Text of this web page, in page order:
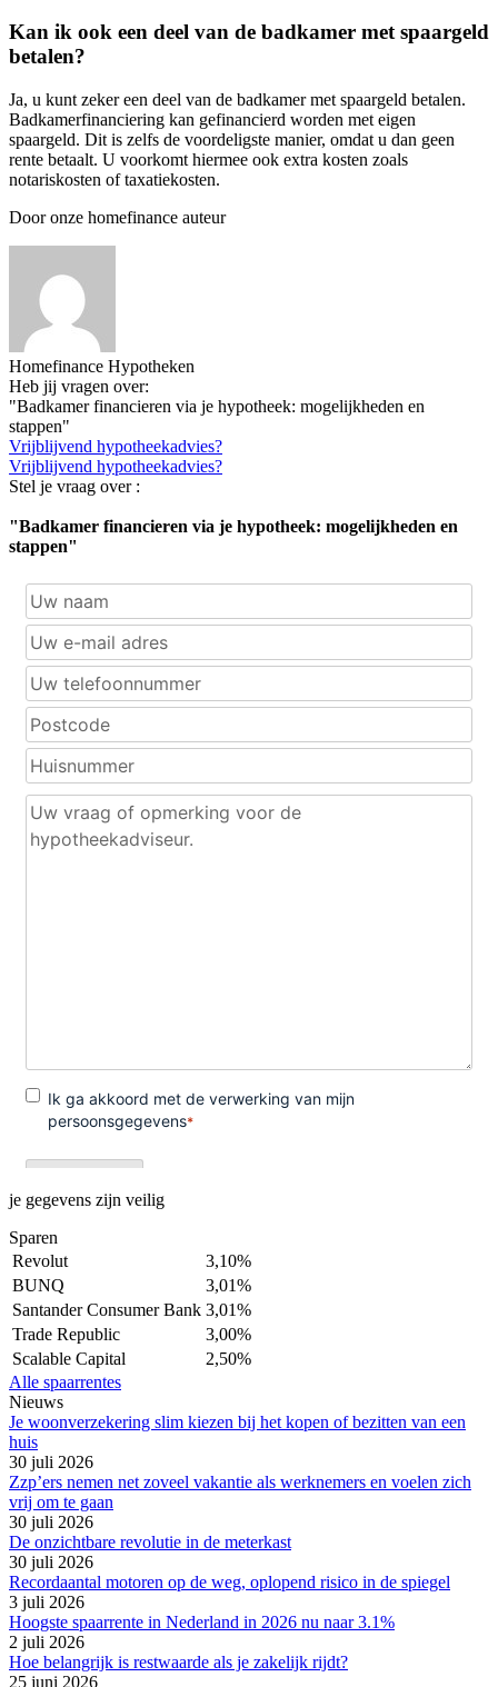
Kan ik ook een deel van de badkamer met spaargeld
betalen?
Ja, u kunt zeker een deel van de badkamer met spaargeld betalen.
Badkamerfinanciering kan gefinancierd worden met eigen
spaargeld. Dit is zelfs de voordeligste manier, omdat u dan geen
rente betaalt. U voorkomt hiermee ook extra kosten zoals
notariskosten of taxatiekosten.
Door onze homefinance auteur
Homefinance Hypotheken
Heb jij vragen over:
"Badkamer financieren via je hypotheek: mogelijkheden en
stappen"
Vrijblijvend hypotheekadvies?
Vrijblijvend hypotheekadvies?
Stel je vraag over :
"Badkamer financieren via je hypotheek: mogelijkheden en
stappen"
je gegevens zijn veilig
Sparen
Revolut
3,10%
BUNQ
3,01%
Santander Consumer Bank 3,01%
Trade Republic
3,00%
Scalable Capital
2,50%
Alle spaarrentes
Nieuws
Je woonverzekering slim kiezen bij het kopen of bezitten van een
huis
30 juli 2026
Zzp’ers nemen net zoveel vakantie als werknemers en voelen zich
vrij om te gaan
30 juli 2026
De onzichtbare revolutie in de meterkast
30 juli 2026
Recordaantal motoren op de weg, oplopend risico in de spiegel
3 juli 2026
Hoogste spaarrente in Nederland in 2026 nu naar 3.1%
2 juli 2026
Hoe belangrijk is restwaarde als je zakelijk rijdt?
25 juni 2026